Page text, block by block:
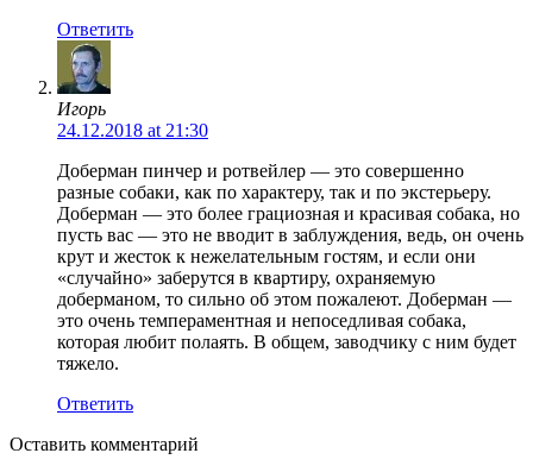
Ответить
Игорь
24.12.2018 at 21:30
Доберман пинчер и ротвейлер — это совершенно
разные собаки, как по характеру, так и по экстерьеру.
Доберман — это более грациозная и красивая собака, но
пусть вас — это не вводит в заблуждения, ведь, он очень
крут и жесток к нежелательным гостям, и если они
«случайно» заберутся в квартиру, охраняемую
доберманом, то сильно об этом пожалеют. Доберман —
это очень темпераментная и непоседливая собака,
которая любит полаять. В общем, заводчику с ним будет
тяжело.
Ответить
Оставить комментарий